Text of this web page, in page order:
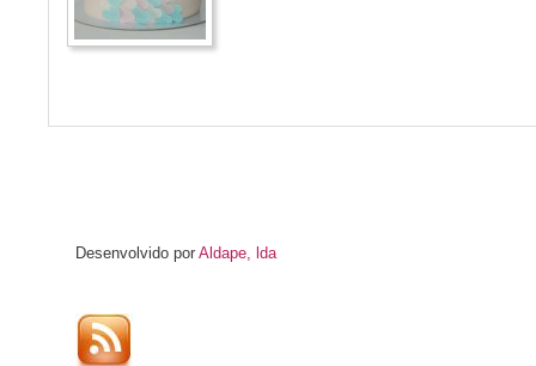
Desenvolvido por Aldape, lda